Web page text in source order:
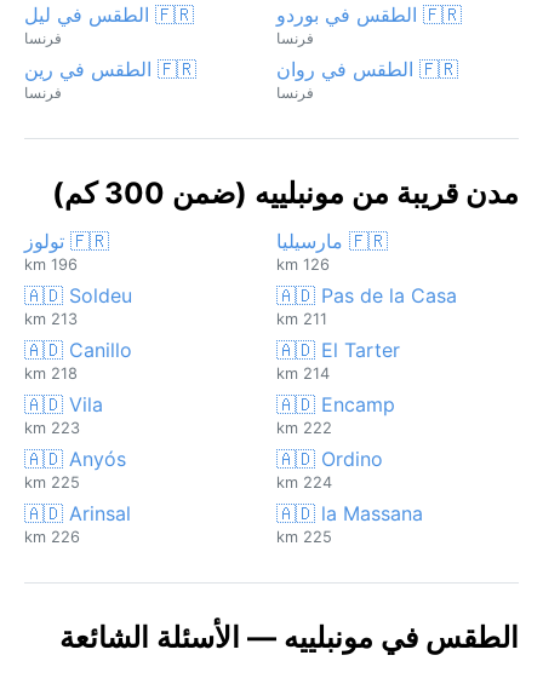
🇫🇷 الطقس في بوردو
فرنسا
🇫🇷 الطقس في ليل
فرنسا
🇫🇷 الطقس في روان
فرنسا
🇫🇷 الطقس في رين
فرنسا
مدن قريبة من مونبلييه (ضمن 300 كم)
🇫🇷 مارسيليا
126 km
🇫🇷 تولوز
196 km
🇦🇩 Pas de la Casa
211 km
🇦🇩 Soldeu
213 km
🇦🇩 El Tarter
214 km
🇦🇩 Canillo
218 km
🇦🇩 Encamp
222 km
🇦🇩 Vila
223 km
🇦🇩 Ordino
224 km
🇦🇩 Anyós
225 km
🇦🇩 la Massana
225 km
🇦🇩 Arinsal
226 km
الطقس في مونبلييه — الأسئلة الشائعة